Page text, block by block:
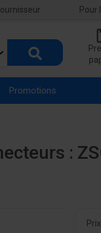
Pour
Promotions
: